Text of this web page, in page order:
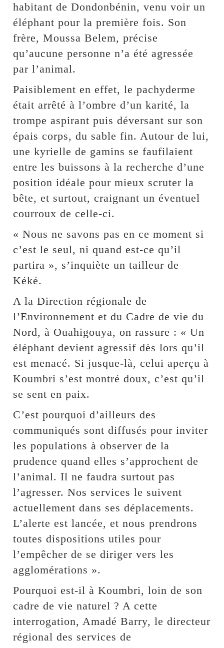
habitant de Dondonbénin, venu voir un
éléphant pour la première fois. Son
frère, Moussa Belem, précise
qu’aucune personne n’a été agressée
par l’animal.
Paisiblement en effet, le pachyderme
était arrêté à l’ombre d’un karité, la
trompe aspirant puis déversant sur son
épais corps, du sable fin. Autour de lui,
une kyrielle de gamins se faufilaient
entre les buissons à la recherche d’une
position idéale pour mieux scruter la
bête, et surtout, craignant un éventuel
courroux de celle-ci.
« Nous ne savons pas en ce moment si
c’est le seul, ni quand est-ce qu’il
partira », s’inquiète un tailleur de
Kéké.
A la Direction régionale de
l’Environnement et du Cadre de vie du
Nord, à Ouahigouya, on rassure : « Un
éléphant devient agressif dès lors qu’il
est menacé. Si jusque-là, celui aperçu à
Koumbri s’est montré doux, c’est qu’il
se sent en paix.
C’est pourquoi d’ailleurs des
communiqués sont diffusés pour inviter
les populations à observer de la
prudence quand elles s’approchent de
l’animal. Il ne faudra surtout pas
l’agresser. Nos services le suivent
actuellement dans ses déplacements.
L’alerte est lancée, et nous prendrons
toutes dispositions utiles pour
l’empêcher de se diriger vers les
agglomérations ».
Pourquoi est-il à Koumbri, loin de son
cadre de vie naturel ? A cette
interrogation, Amadé Barry, le directeur
régional des services de